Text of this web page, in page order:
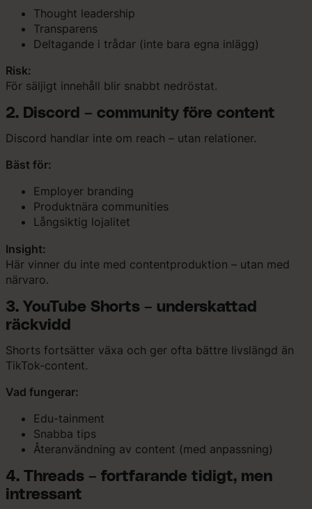
Thought leadership
Transparens
Deltagande i trådar (inte bara egna inlägg)
Risk:
För säljigt innehåll blir snabbt nedröstat.
2. Discord – community före content
Discord handlar inte om reach – utan relationer.
Bäst för:
Employer branding
Produktnära communities
Långsiktig lojalitet
Insight:
Här vinner du inte med contentproduktion – utan med
närvaro.
3. YouTube Shorts – underskattad
räckvidd
Shorts fortsätter växa och ger ofta bättre livslängd än
TikTok-content.
Vad fungerar:
Edu-tainment
Snabba tips
Återanvändning av content (med anpassning)
4. Threads – fortfarande tidigt, men
intressant